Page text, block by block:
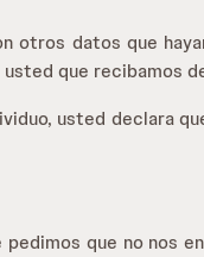
otros datos que
que recibamos
usted declara
que no nos